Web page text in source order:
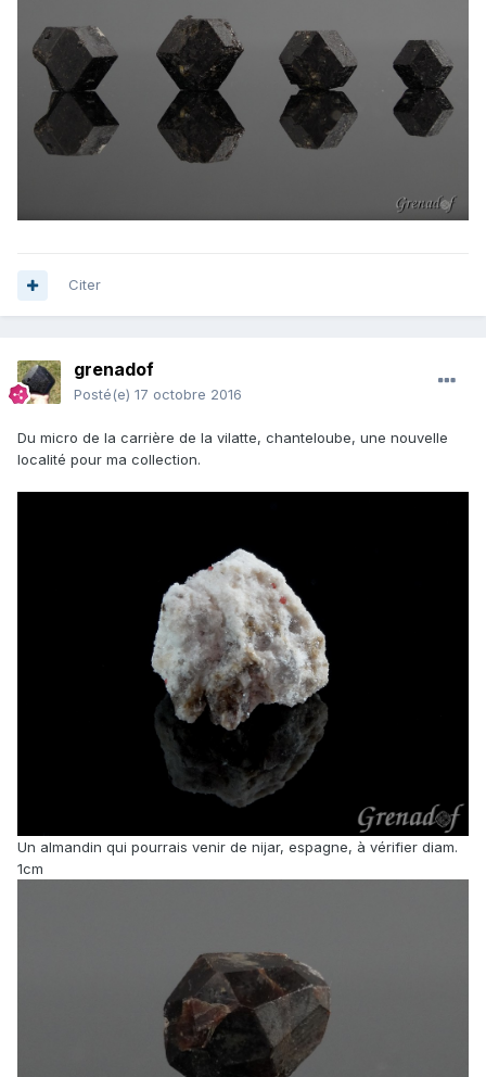
Citer
grenadof
Posté(e) 17 octobre 2016
Du micro de la carrière de la vilatte, chanteloube, une nouvelle
localité pour ma collection.
Un almandin qui pourrais venir de nijar, espagne, à vérifier diam.
1cm